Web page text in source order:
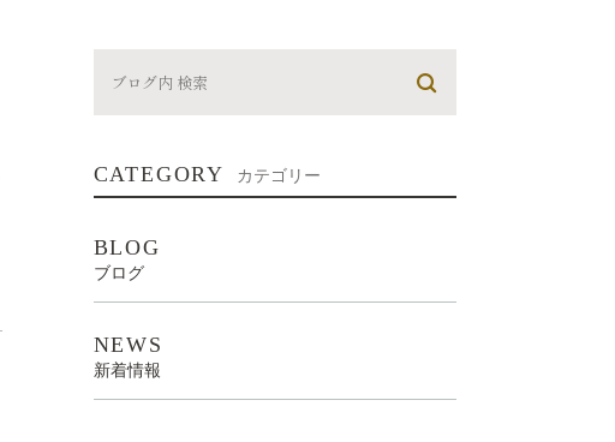
CATEGORY カテゴリー
BLOG
ブログ
NEWS
新着情報